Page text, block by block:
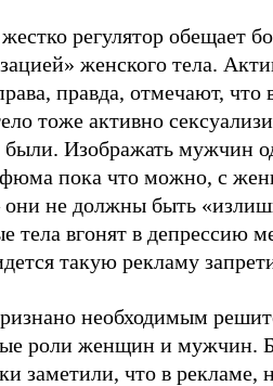
регулятор обещает
женского тела.
правда, отмечают, что
тоже активно
были. Изображать мужчин
пока что можно, с
они не должны быть
тела вгонят в депрессию
такую рекламу
необходимым
роли женщин и мужчин.
заметили, что в